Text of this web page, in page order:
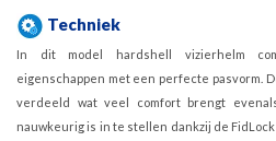
Techniek
In dit model hardshell vizierhelm
eigenschappen met een perfecte pasvorm.
verdeeld wat veel comfort brengt
nauwkeurig is in te stellen dankzij de